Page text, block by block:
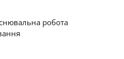
робота